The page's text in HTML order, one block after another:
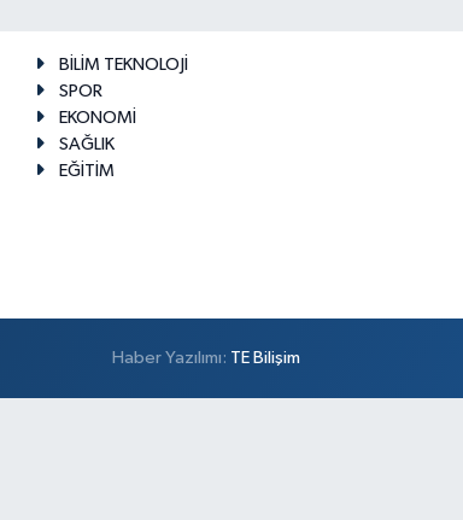
BİLİM TEKNOLOJİ
SPOR
EKONOMİ
SAĞLIK
EĞİTİM
Haber Yazılımı: TE Bilişim